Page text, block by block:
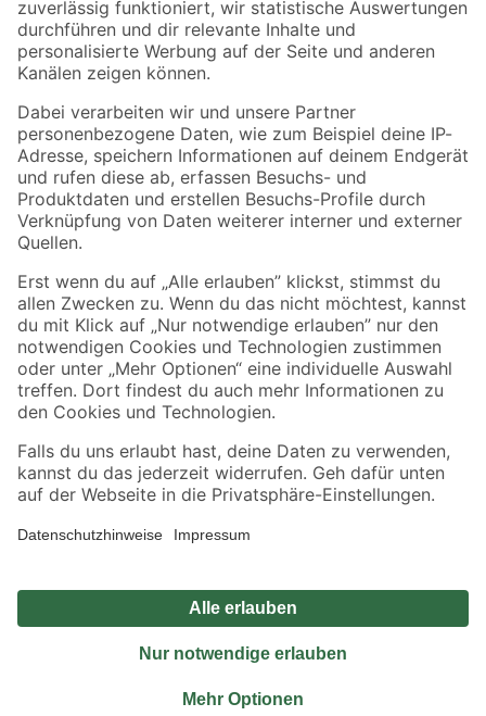
Zur Newsletter Anmeldung
Folge uns
Zahlungsarten Versandarten
Sicher einkaufen
Jetzt die toom-App herunterladen
Alle Preisangaben in EUR inkl. gesetzl. MwSt.. Die dargestellten Angebote sind unter
Umständen nicht in allen Märkten verfügbar. Die angegebenen Verfügbarkeiten beziehen
Produkte nur solange der Vorrat reicht.
*Paketversand ab 59 € versandkostenfrei, gilt nicht für Artikel mit Speditionsversand, hier
Privatsphäre Impressum
Nutzungsbedingungen
Widerrufsrecht
Vertrag widerrufen
© 2026 toom Baumarkt GmbH